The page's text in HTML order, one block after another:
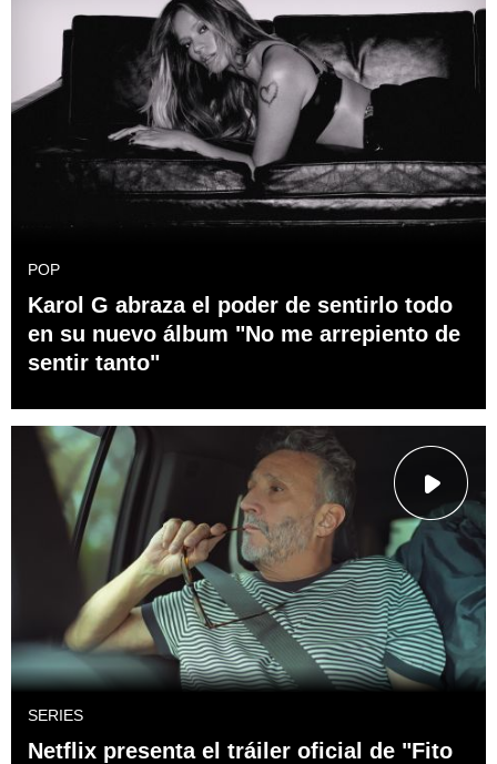
POP
Karol G abraza el poder de sentirlo todo
en su nuevo álbum "No me arrepiento de
sentir tanto"
SERIES
Netflix presenta el tráiler oficial de "Fito